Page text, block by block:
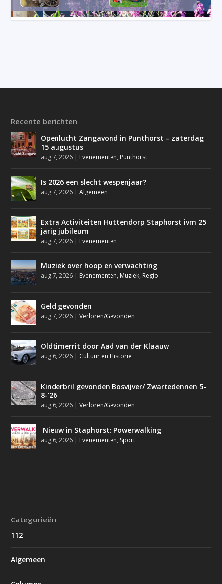
Recente berichten
Openlucht Zangavond in Punthorst – zaterdag
15 augustus
aug 7, 2026 Evenementen, Punthorst
Is 2026 een slecht wespenjaar?
aug 7, 2026 |Algemeen
Extra Activiteiten Huttendorp Staphorst ivm 25
jarig jubileum
aug 7, 2026 Evenementen
Muziek over hoop en verwachting
aug 7, 2026 Evenementen, Muziek, Regio
Geld gevonden
aug 7, 2026 |Verloren/Gevonden
Oldtimerrit door Aad van der Klaauw
aug 6, 2026 Cultuur en Historie
Kinderbril gevonden Bosvijver/ Zwartedennen 5-
8-’26
aug 6, 2026 |Verloren/Gevonden
Nieuw in Staphorst: Powerwalking
aug 6, 2026 Evenementen, Sport
Categorieën
112
Algemeen